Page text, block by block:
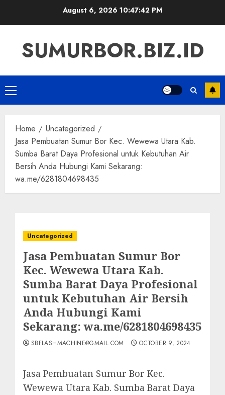
August 6, 2026 10:47:43 PM
SUMURBOR.BIZ.ID
Primary
Menu
Home
Uncategorized
Jasa Pembuatan Sumur Bor Kec. Wewewa Utara Kab.
Sumba Barat Daya Profesional untuk Kebutuhan Air
Bersih Anda Hubungi Kami Sekarang:
wa.me/6281804698435
Uncategorized
Jasa Pembuatan Sumur Bor
Kec. Wewewa Utara Kab.
Sumba Barat Daya Profesional
untuk Kebutuhan Air Bersih
Anda Hubungi Kami
Sekarang: wa.me/6281804698435
SBFLASHMACHINE@GMAIL.COM OCTOBER 9, 2024
Jasa Pembuatan Sumur Bor Kec.
Wewewa Utara Kab. Sumba Barat Daya